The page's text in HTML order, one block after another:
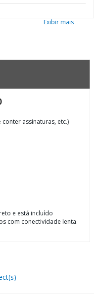
Exibir mais
assinaturas, etc.)
e está incluído
com conectividade lenta.